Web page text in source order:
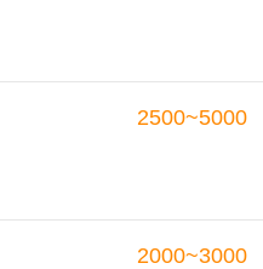
2500~5000
2000~3000